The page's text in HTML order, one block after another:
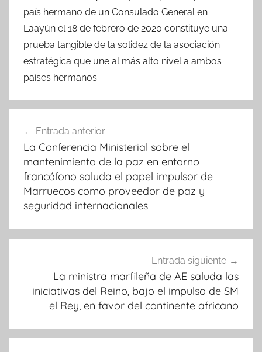
país hermano de un Consulado General en
Laayún el 18 de febrero de 2020 constituye una
prueba tangible de la solidez de la asociación
estratégica que une al más alto nivel a ambos
países hermanos.
de
entradas
Entrada anterior
La Conferencia Ministerial sobre el
mantenimiento de la paz en entorno
francófono saluda el papel impulsor de
Marruecos como proveedor de paz y
seguridad internacionales
Entrada siguiente
La ministra marfileña de AE saluda las
iniciativas del Reino, bajo el impulso de SM
el Rey, en favor del continente africano